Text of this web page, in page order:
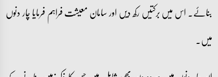
بنائے۔ اس میں برکتیں رکھ دیں اور سامان معیشت فراہم فرمایا چار دنوں
میں۔